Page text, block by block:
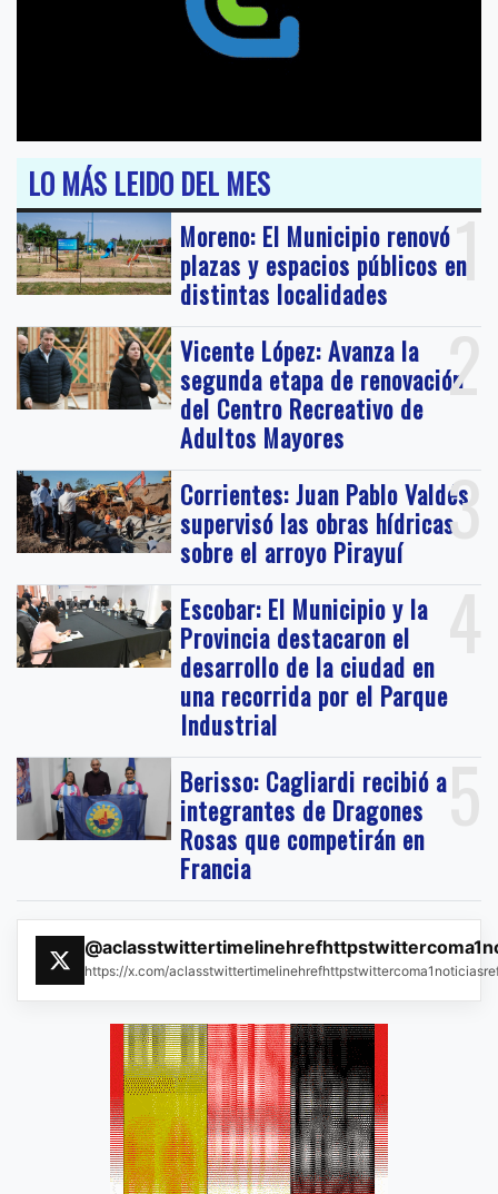
LO MÁS LEIDO DEL MES
1
Moreno: El Municipio renovó
plazas y espacios públicos en
distintas localidades
2
Vicente López: Avanza la
segunda etapa de renovación
del Centro Recreativo de
Adultos Mayores
3
Corrientes: Juan Pablo Valdés
supervisó las obras hídricas
sobre el arroyo Pirayuí
4
Escobar: El Municipio y la
Provincia destacaron el
desarrollo de la ciudad en
una recorrida por el Parque
Industrial
5
Berisso: Cagliardi recibió a
integrantes de Dragones
Rosas que competirán en
Francia
https://x.com/